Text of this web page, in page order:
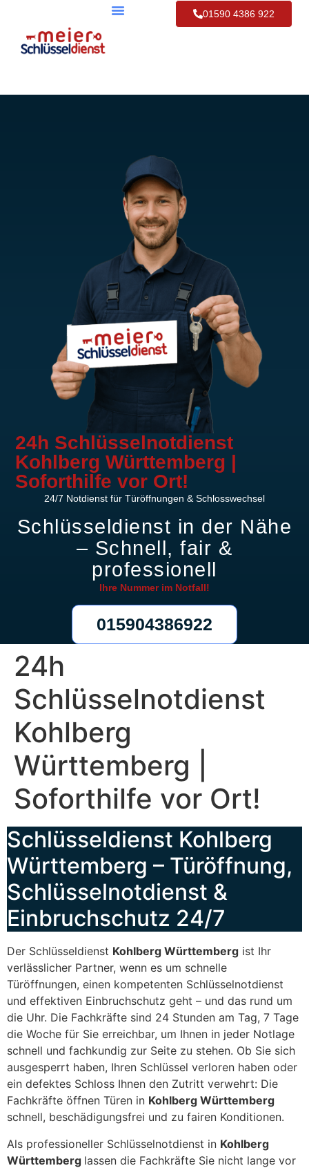
01590 4386 922
24h Schlüsselnotdienst
Kohlberg Württemberg |
Soforthilfe vor Ort!
24/7 Notdienst für Türöffnungen & Schlosswechsel
Schlüsseldienst in der Nähe
– Schnell, fair &
professionell
Ihre Nummer im Notfall!
015904386922
24h
Schlüsselnotdienst
Kohlberg
Württemberg |
Soforthilfe vor Ort!
Schlüsseldienst Kohlberg
Württemberg – Türöffnung,
Schlüsselnotdienst &
Einbruchschutz 24/7
Der Schlüsseldienst Kohlberg Württemberg ist Ihr
verlässlicher Partner, wenn es um schnelle
Türöffnungen, einen kompetenten Schlüsselnotdienst
und effektiven Einbruchschutz geht – und das rund um
die Uhr. Die Fachkräfte sind 24 Stunden am Tag, 7 Tage
die Woche für Sie erreichbar, um Ihnen in jeder Notlage
schnell und fachkundig zur Seite zu stehen. Ob Sie sich
ausgesperrt haben, Ihren Schlüssel verloren haben oder
ein defektes Schloss Ihnen den Zutritt verwehrt: Die
Fachkräfte öffnen Türen in Kohlberg Württemberg
schnell, beschädigungsfrei und zu fairen Konditionen.
Als professioneller Schlüsselnotdienst in Kohlberg
Württemberg lassen die Fachkräfte Sie nicht lange vor